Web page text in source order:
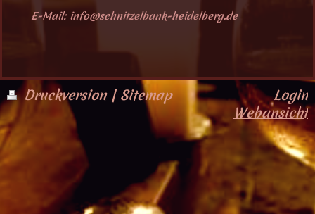
E-Mail: info@schnitzelbank-heidelberg.de
Druckversion | Sitemap
Login
Webansicht